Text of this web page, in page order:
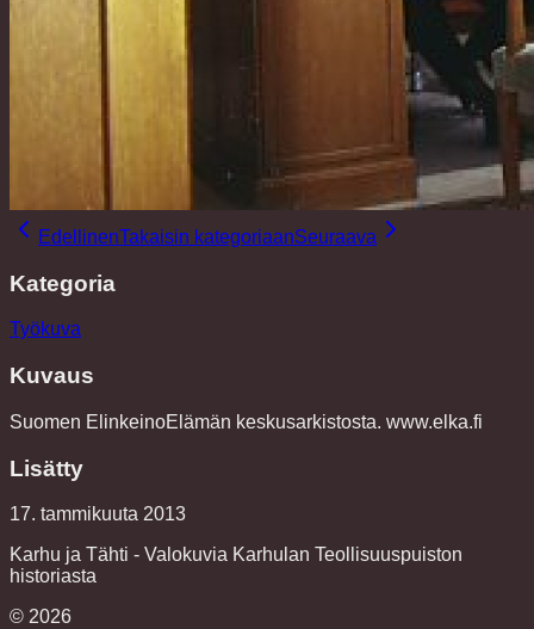
EdellinenTakaisin kategoriaanSeuraava
Kategoria
Työkuva
Kuvaus
Suomen ElinkeinoElämän keskusarkistosta. www.elka.fi
Lisätty
17. tammikuuta 2013
Karhu ja Tähti - Valokuvia Karhulan Teollisuuspuiston
historiasta
© 2026